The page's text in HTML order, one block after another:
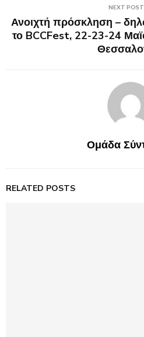
NEXT POST
Ανοιχτή πρόσκληση –
το BCCFest, 22-23-24
Ομάδα
RELATED POSTS